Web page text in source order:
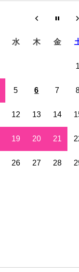
水 木 金
1
5 6 7
12 13 14
19 20 21
26 27 28